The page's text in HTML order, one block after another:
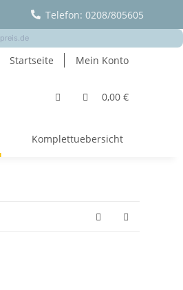
Telefon: 0208/805605
Startseite Mein Konto
0,00 €
Komplettuebersicht